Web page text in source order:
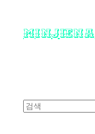
minjiena